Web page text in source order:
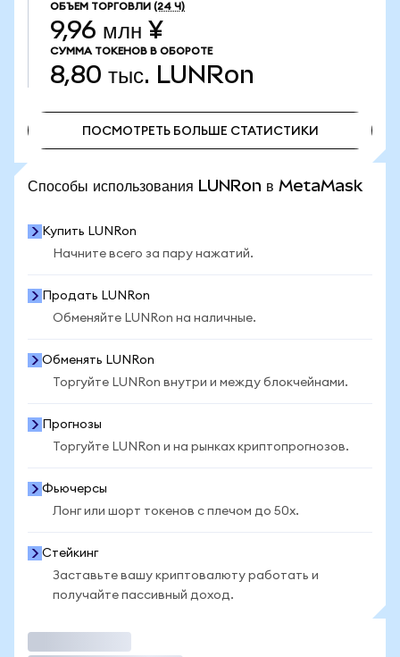
ОБЪЕМ ТОРГОВЛИ (24 Ч)
9,96 млн ¥
СУММА ТОКЕНОВ В ОБОРОТЕ
8,80 тыс. LUNRon
ПОСМОТРЕТЬ БОЛЬШЕ СТАТИСТИКИ
Способы использования LUNRon в MetaMask
Купить LUNRon
Начните всего за пару нажатий.
Продать LUNRon
Обменяйте LUNRon на наличные.
Обменять LUNRon
Торгуйте LUNRon внутри и между блокчейнами.
Прогнозы
Торгуйте LUNRon и на рынках криптопрогнозов.
Фьючерсы
Лонг или шорт токенов с плечом до 50x.
Стейкинг
Заставьте вашу криптовалюту работать и
получайте пассивный доход.